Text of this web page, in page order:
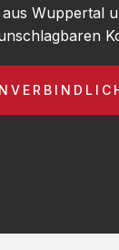
Wuppertal